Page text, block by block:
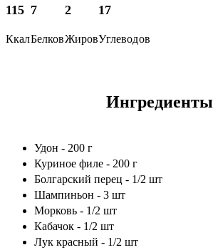
115
Ккал
7
Белков
2
Жиров
17
Углеводов
Ингредиенты
Удон - 200 г
Куриное филе - 200 г
Болгарский перец - 1/2 шт
Шампиньон - 3 шт
Морковь - 1/2 шт
Кабачок - 1/2 шт
Лук красный - 1/2 шт